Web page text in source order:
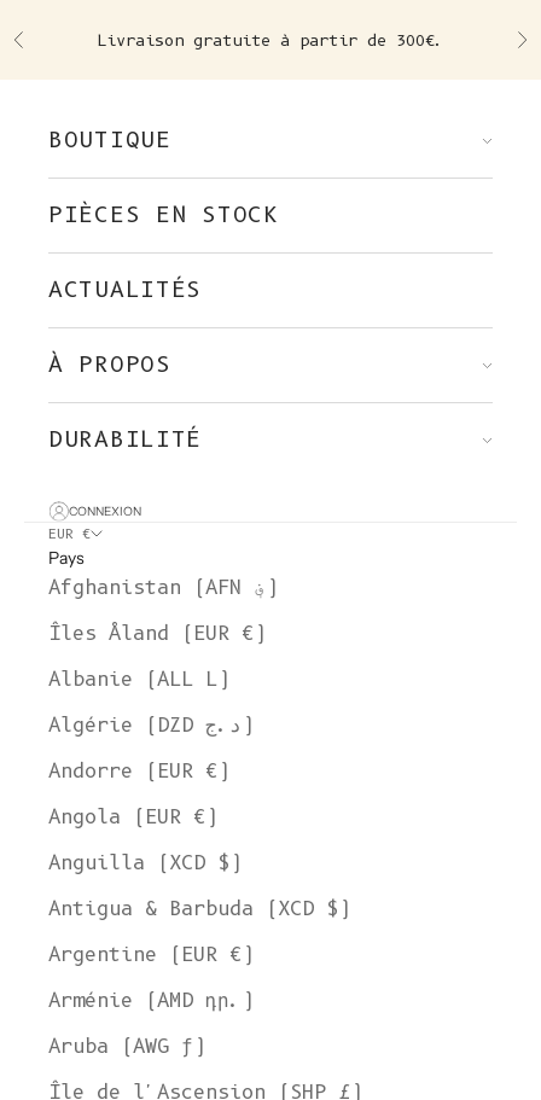
Précédent Livraison gratuite à partir de 300€.
BOUTIQUE
PIÈCES EN STOCK
ACTUALITÉS
À PROPOS
DURABILITÉ
CONNEXION
EUR €
Pays
Afghanistan (AFN ؋)
Îles Åland (EUR €)
Albanie (ALL L)
Algérie (DZD د.ج)
Andorre (EUR €)
Angola (EUR €)
Anguilla (XCD $)
Antigua & Barbuda (XCD $)
Argentine (EUR €)
Arménie (AMD դր.)
Aruba (AWG ƒ)
Île de l'Ascension (SHP £)